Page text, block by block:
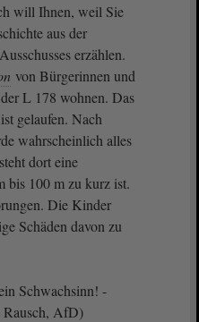
will Ihnen, weil Sie
aus der
erzählen.
von Bürgerinnen und
L 178 wohnen. Das
gelaufen. Nach
wahrscheinlich alles
dort eine
bis 100 m zu kurz ist.
Die Kinder
Schäden davon zu
Schwachsinn! -
Rausch, AfD)